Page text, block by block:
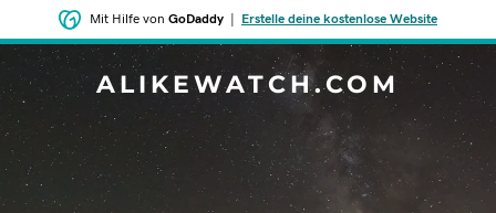
Mit Hilfe von GoDaddy Erstelle deine kostenlose Website
ALIKEWATCH.COM